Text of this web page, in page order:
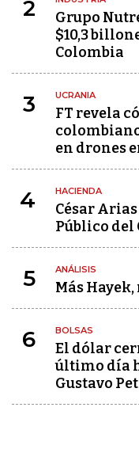
2
Grupo
$10,3
Colombia
3 UCRANIA
FT revela
en drones
4 HACIENDA
César
Público del
5 ANÁLISIS
Más
6 BOLSAS
El dólar
último día
Gustavo